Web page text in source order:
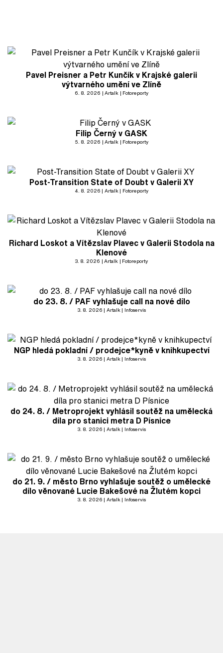
Pavel Preisner a Petr Kunčík v Krajské galerii
výtvarného umění ve Zlíně
6. 8. 2026 Artalk Fotoreporty
Filip Černý v GASK
5. 8. 2026 Artalk Fotoreporty
Post-Transition State of Doubt v Galerii XY
4. 8. 2026 Artalk Fotoreporty
Richard Loskot a Vítězslav Plavec v Galerii Stodola na
Klenové
3. 8. 2026 Artalk Fotoreporty
do 23. 8. / PAF vyhlašuje call na nové dílo
3. 8. 2026 Artalk Infoservis
NGP hledá pokladní / prodejce*kyně v knihkupectví
3. 8. 2026 Artalk Infoservis
do 24. 8. / Metroprojekt vyhlásil soutěž na umělecká
díla pro stanici metra D Písnice
3. 8. 2026 Artalk Infoservis
do 21. 9. / město Brno vyhlašuje soutěž o umělecké
dílo věnované Lucie Bakešové na Žlutém kopci
3. 8. 2026 Artalk Infoservis